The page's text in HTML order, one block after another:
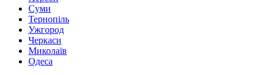
Суми
Тернопіль
Ужгород
Черкаси
Миколаїв
Одеса